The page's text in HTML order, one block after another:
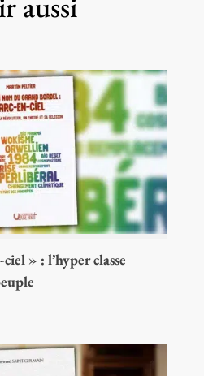
» : l’hyper classe